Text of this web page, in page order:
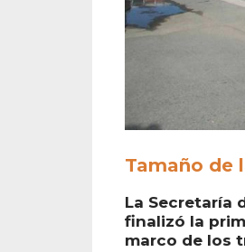
Tamaño de
La Secretaría
finalizó la
marco de los